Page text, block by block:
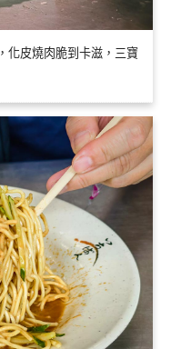
化皮燒肉脆到卡滋，三寶